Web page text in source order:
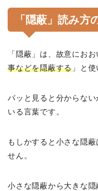
「隠蔽」読み方
「隠蔽」は、故意にお
事などを隠蔽する 」と使
パッと見ると分からな
いる言葉です。
もしかすると小さな隠
せん。
小さな隠蔽から大きな